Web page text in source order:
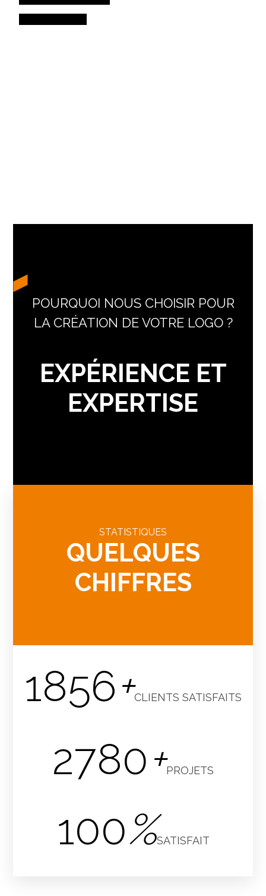
POURQUOI NOUS CHOISIR POUR
LA CRÉATION DE VOTRE LOGO ?
EXPÉRIENCE ET
EXPERTISE
STATISTIQUES
QUELQUES
CHIFFRES
1856+CLIENTS SATISFAITS
2780+PROJETS
100%SATISFAIT